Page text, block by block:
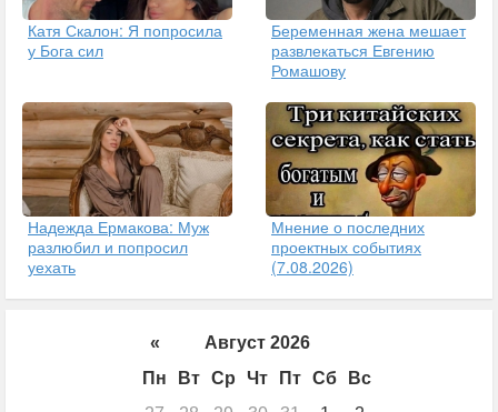
Катя Скалон: Я попросила
у Бога сил
Беременная жена мешает
развлекаться Евгению
Ромашову
Надежда Ермакова: Муж
разлюбил и попросил
уехать
Мнение о последних
проектных событиях
(7.08.2026)
«
Август 2026
Пн
Вт Ср Чт Пт Сб
Вс